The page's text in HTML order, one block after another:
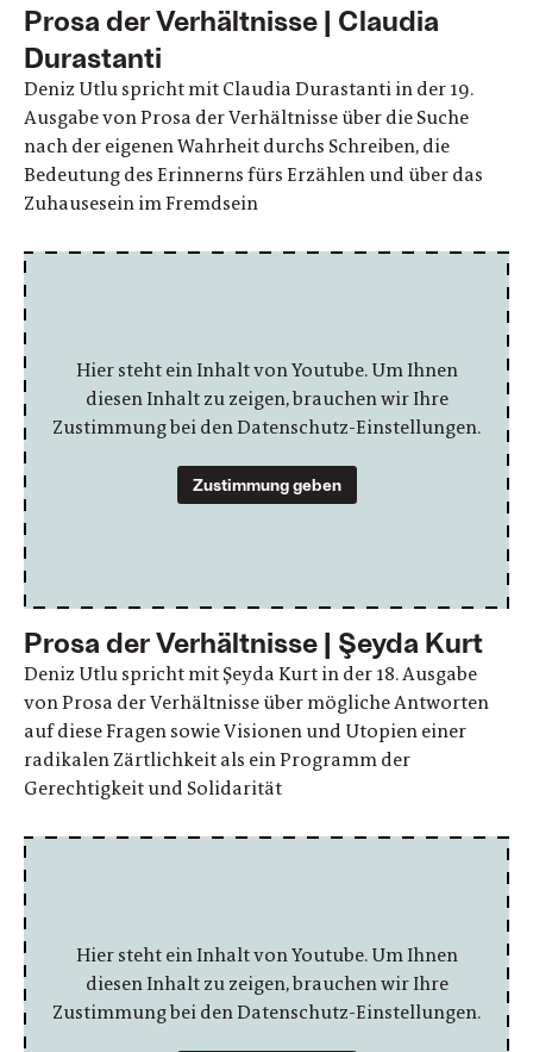
Prosa der Verhältnisse | Claudia
Durastanti
Deniz Utlu spricht mit Claudia Durastanti in der 19.
Ausgabe von Prosa der Verhältnisse über die Suche
nach der eigenen Wahrheit durchs Schreiben, die
Bedeutung des Erinnerns fürs Erzählen und über das
Zuhausesein im Fremdsein
Hier steht ein Inhalt von Youtube. Um Ihnen
diesen Inhalt zu zeigen, brauchen wir Ihre
Zustimmung bei den Datenschutz-Einstellungen.
Zustimmung geben
Prosa der Verhältnisse | Şeyda Kurt
Deniz Utlu spricht mit Şeyda Kurt in der 18. Ausgabe
von Prosa der Verhältnisse über mögliche Antworten
auf diese Fragen sowie Visionen und Utopien einer
radikalen Zärtlichkeit als ein Programm der
Gerechtigkeit und Solidarität
Hier steht ein Inhalt von Youtube. Um Ihnen
diesen Inhalt zu zeigen, brauchen wir Ihre
Zustimmung bei den Datenschutz-Einstellungen.